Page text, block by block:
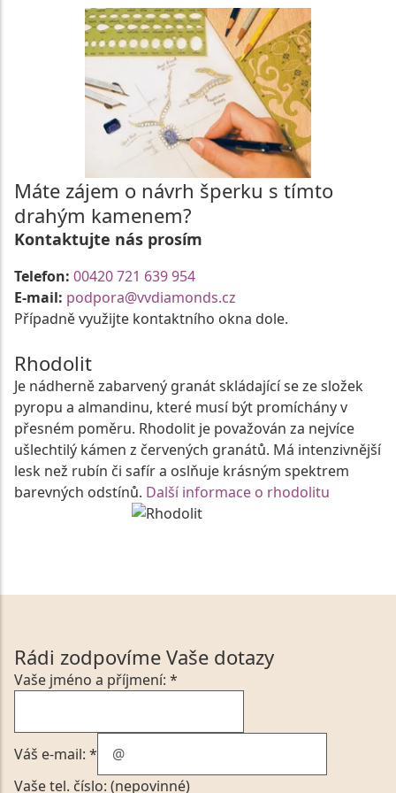
Máte zájem o návrh šperku s tímto
drahým kamenem?
Kontaktujte nás prosím
Telefon: 00420 721 639 954
E-mail: podpora@vvdiamonds.cz
Případně využijte kontaktního okna dole.
Rhodolit
Je nádherně zabarvený granát skládající se ze složek
pyropu a almandinu, které musí být promíchány v
přesném poměru. Rhodolit je považován za nejvíce
ušlechtilý kámen z červených granátů. Má intenzivnější
lesk než rubín či safír a oslňuje krásným spektrem
barevných odstínů. Další informace o rhodolitu
Rádi zodpovíme Vaše dotazy
Vaše jméno a příjmení: *
Váš e-mail: *
Vaše tel. číslo: (nepovinné)